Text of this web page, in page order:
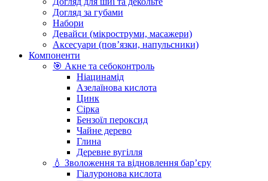
Догляд за губами
Набори
Девайси (мікроструми, масажери)
Аксесуари (повʼязки, напульсники)
Компоненти
🎯 Акне та себоконтроль
Ніацинамід
Азелаїнова кислота
Цинк
Сірка
Бензоїл пероксид
Чайне дерево
Глина
Деревне вугілля
💧 Зволоження та відновлення бар’єру
Гіалуронова кислота